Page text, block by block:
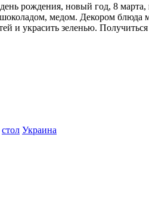
рождения, новый год, 8
медом. Декором
и украсить зеленью.
стол Украина